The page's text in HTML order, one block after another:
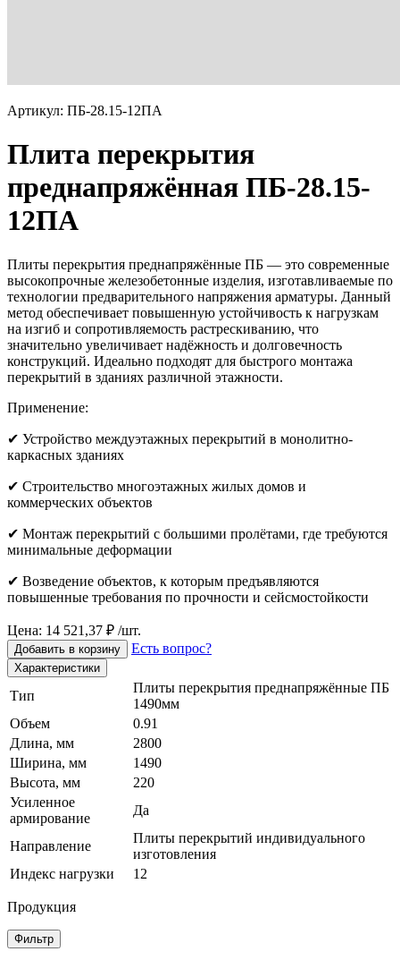
Артикул: ПБ-28.15-12ПА
Плита перекрытия
преднапряжённая ПБ-28.15-
12ПА
Плиты перекрытия преднапряжённые ПБ — это современные
высокопрочные железобетонные изделия, изготавливаемые по
технологии предварительного напряжения арматуры. Данный
метод обеспечивает повышенную устойчивость к нагрузкам
на изгиб и сопротивляемость растрескиванию, что
значительно увеличивает надёжность и долговечность
конструкций. Идеально подходят для быстрого монтажа
перекрытий в зданиях различной этажности.
Применение:
✔ Устройство междуэтажных перекрытий в монолитно-
каркасных зданиях
✔ Строительство многоэтажных жилых домов и
коммерческих объектов
✔ Монтаж перекрытий с большими пролётами, где требуются
минимальные деформации
✔ Возведение объектов, к которым предъявляются
повышенные требования по прочности и сейсмостойкости
Цена: 14 521,37 ₽ /шт.
Добавить в корзину Есть вопрос?
Характеристики
Тип
Плиты перекрытия преднапряжённые ПБ
1490мм
Объем
0.91
Длина, мм
2800
Ширина, мм
1490
Высота, мм
220
Усиленное
армирование
Да
Направление
Плиты перекрытий индивидуального
изготовления
Индекс нагрузки
12
Продукция
Фильтр